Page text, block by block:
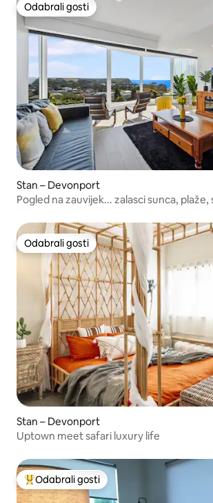
Odabrali gosti
Odabrali gosti
Stan – Devonport
Pogled na zauvijek... zalasci sunca, plaže,
Odabrali gosti
Odabrali gosti
Stan – Devonport
Uptown meet safari luxury life
Među najviše rangiranima s oznakom
Odabrali gosti